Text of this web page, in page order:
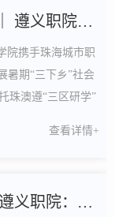
【媒体看遵职140】多彩贵州网 ｜ 遵义职院：山海携手践初心 ...
院携手珠海城市职
暑期“三下乡”社会
珠澳遵“三区研学”
在惠民服务中力
查看详情+
【媒体看遵职139】动静原创 ｜ 遵义职院：山海携手践初心 青...